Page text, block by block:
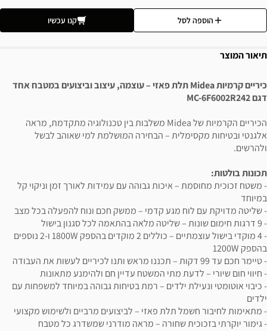
הוספה לסל קנו עכשיו
תיאור המוצר
כיריים קרמיות Midea תלת פאזי – עוצמה, עיצוב וביצועים במטבח אחד
דגם MC-6F6002R242
הכיריים הקרמיות של Midea משלבות בין טכנולוגיה מתקדמת, מראה
אלגנטי ובטיחות מקסימלית – הבחירה המושלמת למי שאוהב לבשל
ולהרשים.
תכונות בולטות:
- משטח זכוכית מחוסמת – איכות גבוהה עם עמידות לאורך זמן וניקוי קל
במיוחד
- שליטה מדויקת עם לוח מגע קדמי – ממשק חכם ונוח להפעלה בכל מצב
- 9 דרגות חימום שונות – שליטה מלאה בהתאמה לכל סגנון בישול
- 4 מוקדי בישול עוצמתיים – כוללים 2 מוקדים בהספק 1800W ו-2 נוספים
בהספק 1200W
- טיימר חכם עד 99 דקות – תכננו מראש ותנו לכיריים לעשות את העבודה
- חיווי חום שיורי – לדעת מתי המשטח עדיין חם ולהימנע מתאונות
- כיבוי אוטומטי ונעילת ילדים – רמת בטיחות גבוהה במיוחד למשפחות עם
ילדים
- מתאימות לחיבור חשמל תלת פאזי – לביצועים מרביים ולשימוש מקצועי
- גימור יוקרתי בזכוכית שחורה – מראה מודרני שמשדרג כל מטבח